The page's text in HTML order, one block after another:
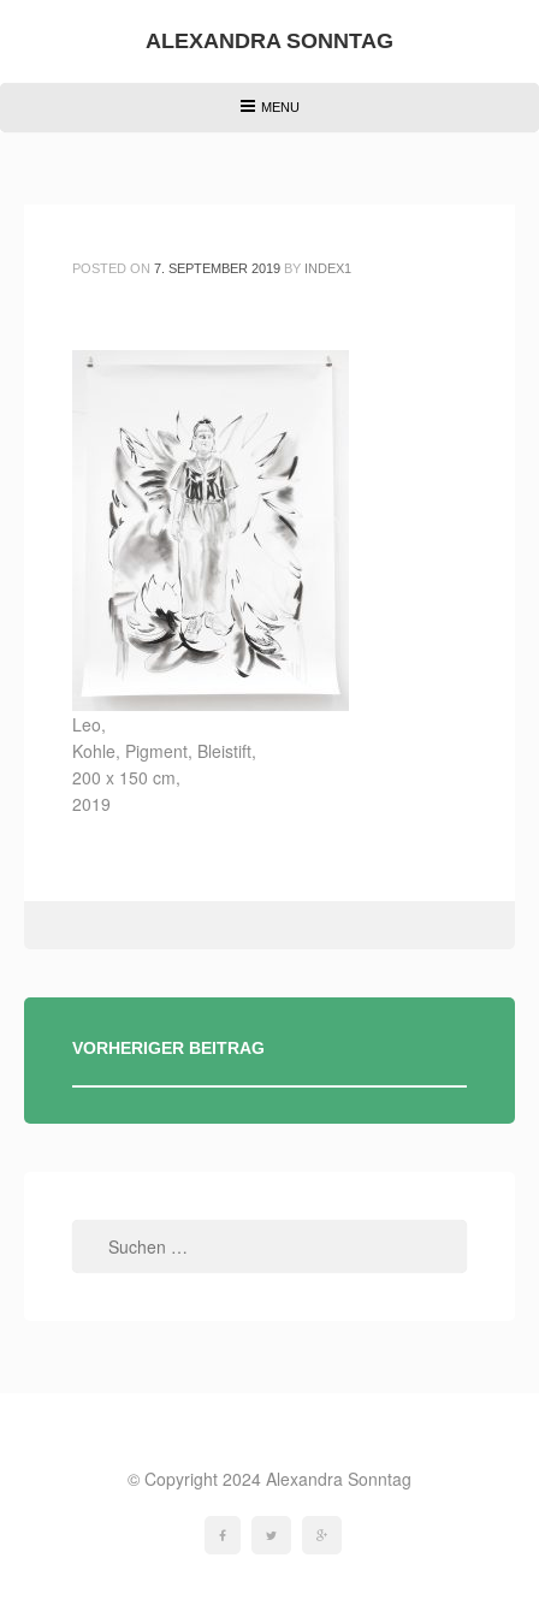
ALEXANDRA SONNTAG
HEADER
MENU
POSTED ON 7. SEPTEMBER 2019 BY INDEX1
Leo,
Kohle, Pigment, Bleistift,
200 x 150 cm,
2019
BEITRAGSNAVIGATION
VORHERIGER BEITRAG
nach:
© Copyright 2024 Alexandra Sonntag